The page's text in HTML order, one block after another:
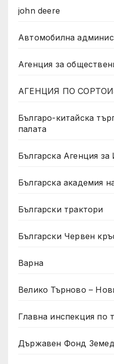
john deere
Автомобилна
Агенция за
АГЕНЦИЯ ПО
Българо-китайска
палата
Българска Агенция
Българска академия
Български трактори
Български Червен
Варна
Велико Търново –
Главна инспекция по
Държавен Фонд